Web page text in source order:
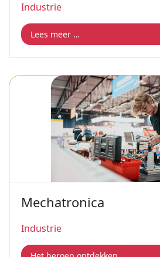
Industrie
Lees meer …
Mechatronica
Industrie